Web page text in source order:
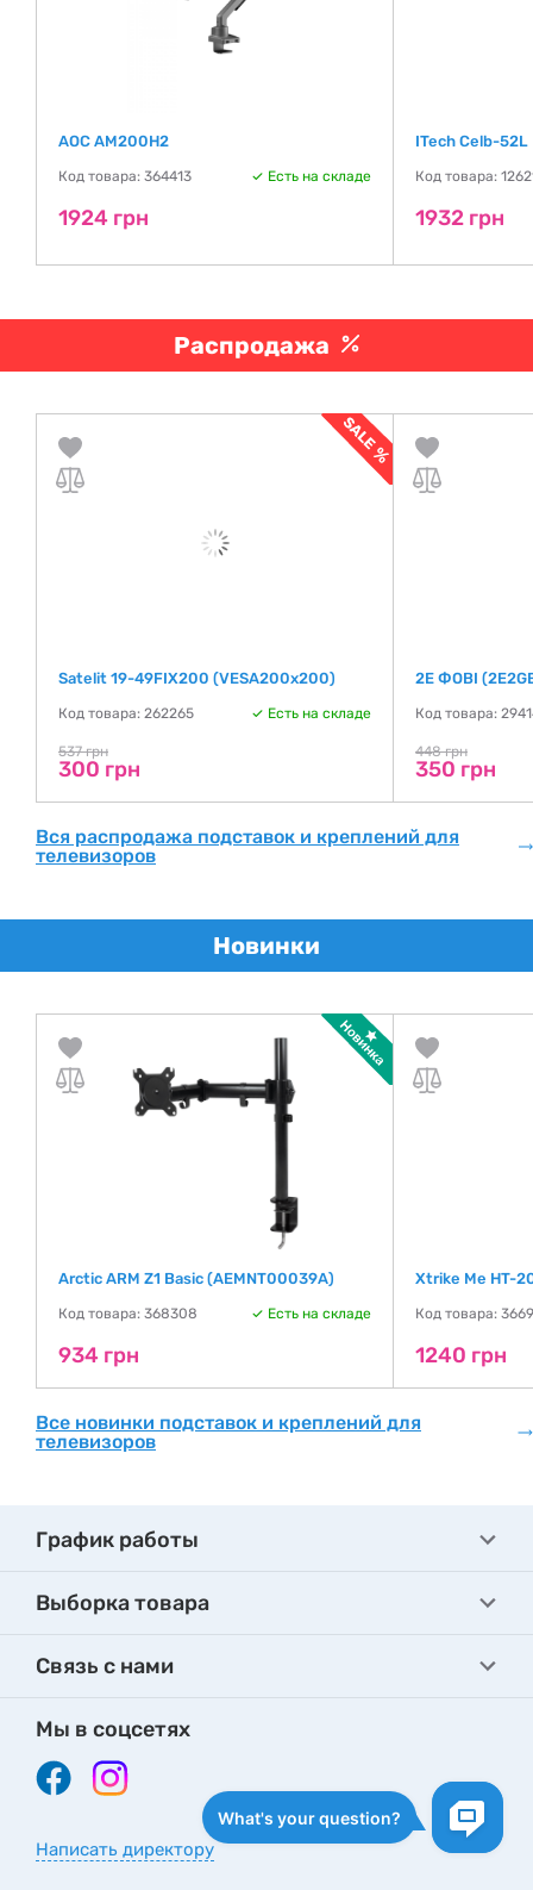
AOC AM200H2
Код товара: 364413 Есть на складе
1924 грн
ITech Celb-52L
Код товара:
1932 грн
Распродажа
Satelit 19-49FIX200 (VESA200х200)
Код товара: 262265 Есть на складе
537 грн
300 грн
2E ФОВІ
Код товара:
448 грн
350 грн
Вся распродажа подставок и креплений для
телевизоров
Новинки
Arctic ARM Z1 Basic (AEMNT00039A)
Код товара: 368308 Есть на складе
934 грн
Xtrike Me HT-
Код товара:
1240 грн
Все новинки подставок и креплений для
телевизоров
График работы
Выборка товара
Связь с нами
Мы в соцсетях
Написать директору